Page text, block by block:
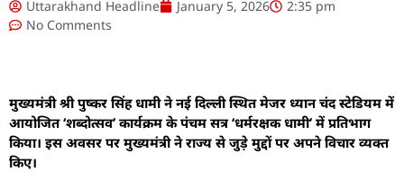
Uttarakhand Headline January 5, 2026
2:35 pm
No Comments
मुख्यमंत्री श्री पुष्कर सिंह धामी ने नई दिल्ली स्थित मेजर ध्यान चंद स्टेडियम में
आयोजित ‘शब्दोत्सव’ कार्यक्रम के पंचम सत्र ‘धर्मरक्षक धामी’ में प्रतिभाग
किया। इस अवसर पर मुख्यमंत्री ने राज्य से जुड़े मुद्दों पर अपने विचार व्यक्त
किए।